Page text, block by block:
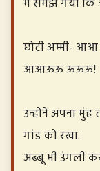
छोटी अम्मी-
आआऊऊ ऊऊऊ!
उन्होंने अपना
गांड को रखा.
अब्बू भी उंगली